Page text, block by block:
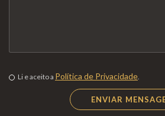
Li e aceito a Política de Privacidade.